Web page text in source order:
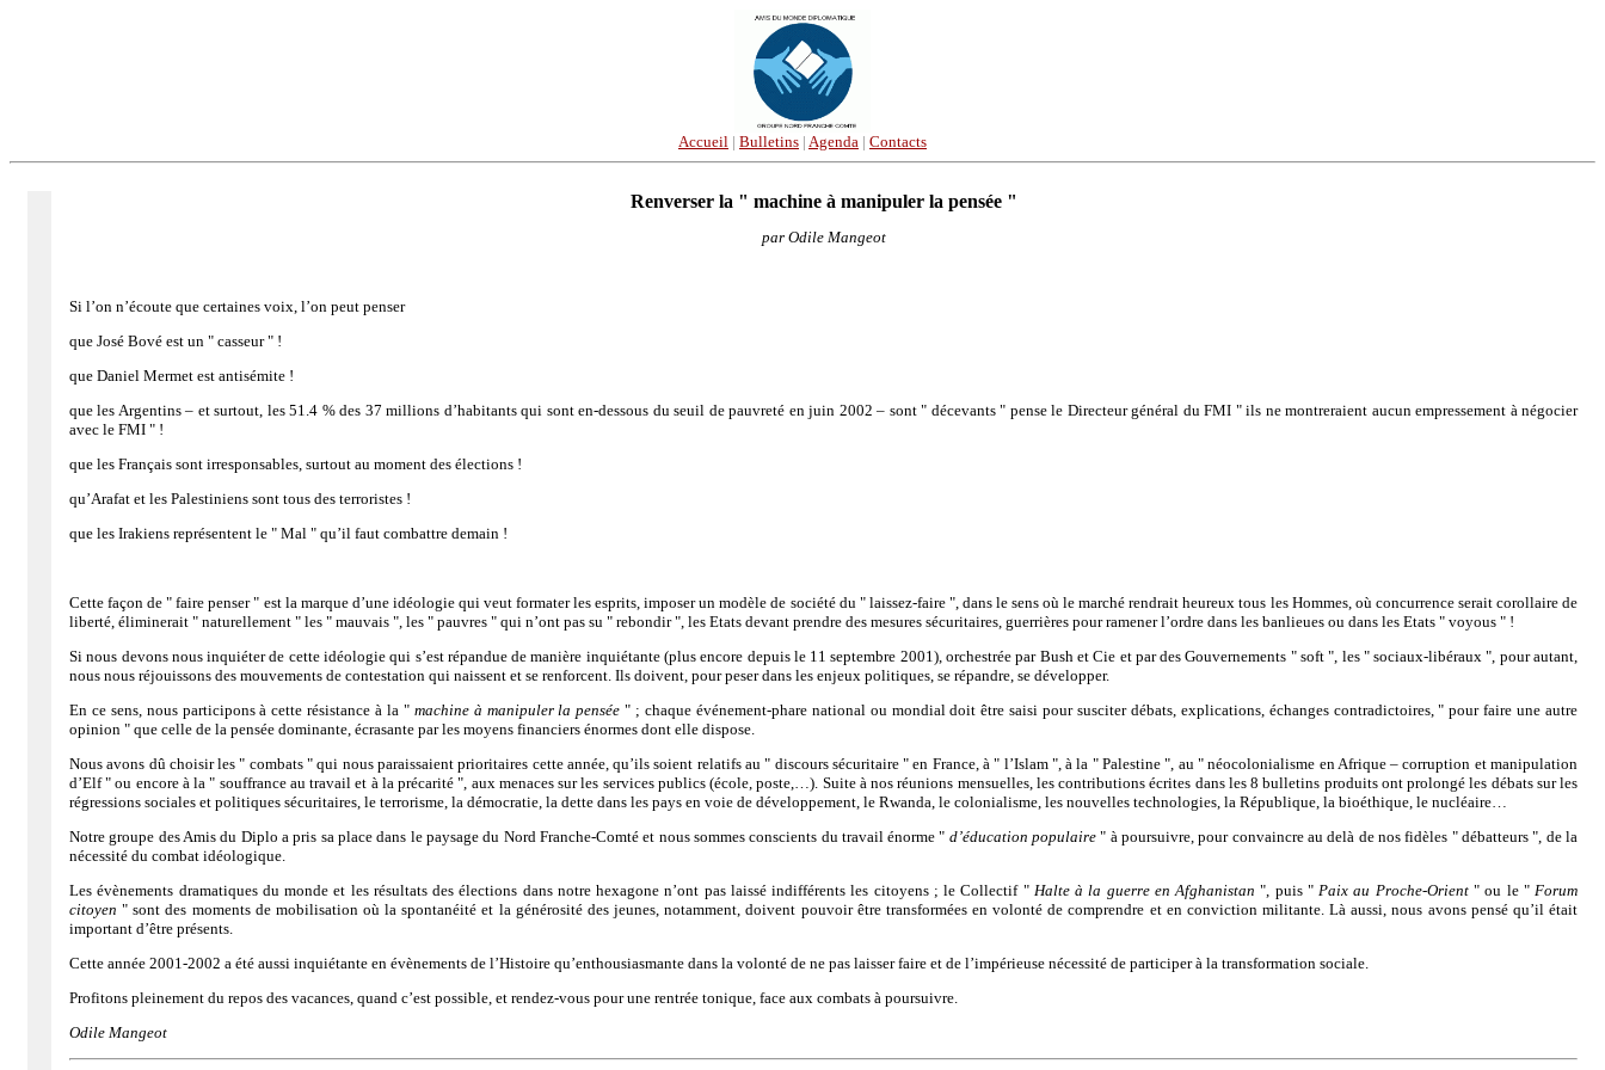
Accueil | Bulletins | Agenda | Contacts
Renverser la " machine à manipuler la pensée "
par Odile Mangeot
Si l’on n’écoute que certaines voix, l’on peut penser
que José Bové est un " casseur " !
que Daniel Mermet est antisémite !
que les Argentins – et surtout, les 51.4 % des 37 millions d’habitants qui sont en-dessous du seuil de pauvreté en juin 2002 – sont " décevants " pense le Directeur général du FMI " ils ne montreraient aucun empressement à négocier
avec le FMI " !
que les Français sont irresponsables, surtout au moment des élections !
qu’Arafat et les Palestiniens sont tous des terroristes !
que les Irakiens représentent le " Mal " qu’il faut combattre demain !
Cette façon de " faire penser " est la marque d’une idéologie qui veut formater les esprits, imposer un modèle de société du " laissez-faire ", dans le sens où le marché rendrait heureux tous les Hommes, où concurrence serait corollaire de
liberté, éliminerait " naturellement " les " mauvais ", les " pauvres " qui n’ont pas su " rebondir ", les Etats devant prendre des mesures sécuritaires, guerrières pour ramener l’ordre dans les banlieues ou dans les Etats " voyous " !
Si nous devons nous inquiéter de cette idéologie qui s’est répandue de manière inquiétante (plus encore depuis le 11 septembre 2001), orchestrée par Bush et Cie et par des Gouvernements " soft ", les " sociaux-libéraux ", pour autant,
nous nous réjouissons des mouvements de contestation qui naissent et se renforcent. Ils doivent, pour peser dans les enjeux politiques, se répandre, se développer.
En ce sens, nous participons à cette résistance à la " machine à manipuler la pensée " ; chaque événement-phare national ou mondial doit être saisi pour susciter débats, explications, échanges contradictoires, " pour faire une autre
opinion " que celle de la pensée dominante, écrasante par les moyens financiers énormes dont elle dispose.
Nous avons dû choisir les " combats " qui nous paraissaient prioritaires cette année, qu’ils soient relatifs au " discours sécuritaire " en France, à " l’Islam ", à la " Palestine ", au " néocolonialisme en Afrique – corruption et manipulation
d’Elf " ou encore à la " souffrance au travail et à la précarité ", aux menaces sur les services publics (école, poste,…). Suite à nos réunions mensuelles, les contributions écrites dans les 8 bulletins produits ont prolongé les débats sur les
régressions sociales et politiques sécuritaires, le terrorisme, la démocratie, la dette dans les pays en voie de développement, le Rwanda, le colonialisme, les nouvelles technologies, la République, la bioéthique, le nucléaire…
Notre groupe des Amis du Diplo a pris sa place dans le paysage du Nord Franche-Comté et nous sommes conscients du travail énorme " d’éducation populaire " à poursuivre, pour convaincre au delà de nos fidèles " débatteurs ", de la
nécessité du combat idéologique.
Les évènements dramatiques du monde et les résultats des élections dans notre hexagone n’ont pas laissé indifférents les citoyens ; le Collectif " Halte à la guerre en Afghanistan ", puis "Paix au Proche-Orient" ou le "Forum
citoyen " sont des moments de mobilisation où la spontanéité et la générosité des jeunes, notamment, doivent pouvoir être transformées en volonté de comprendre et en conviction militante. Là aussi, nous avons pensé qu’il était
important d’être présents.
Cette année 2001-2002 a été aussi inquiétante en évènements de l’Histoire qu’enthousiasmante dans la volonté de ne pas laisser faire et de l’impérieuse nécessité de participer à la transformation sociale.
Profitons pleinement du repos des vacances, quand c’est possible, et rendez-vous pour une rentrée tonique, face aux combats à poursuivre.
Odile Mangeot